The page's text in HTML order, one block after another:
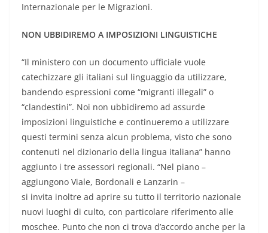
Internazionale per le Migrazioni.
NON UBBIDIREMO A IMPOSIZIONI LINGUISTICHE
“Il ministero con un documento ufficiale vuole
catechizzare gli italiani sul linguaggio da utilizzare,
bandendo espressioni come “migranti illegali” o
“clandestini”. Noi non ubbidiremo ad assurde
imposizioni linguistiche e continueremo a utilizzare
questi termini senza alcun problema, visto che sono
contenuti nel dizionario della lingua italiana” hanno
aggiunto i tre assessori regionali. “Nel piano –
aggiungono Viale, Bordonali e Lanzarin –
si invita inoltre ad aprire su tutto il territorio nazionale
nuovi luoghi di culto, con particolare riferimento alle
moschee. Punto che non ci trova d’accordo anche per la